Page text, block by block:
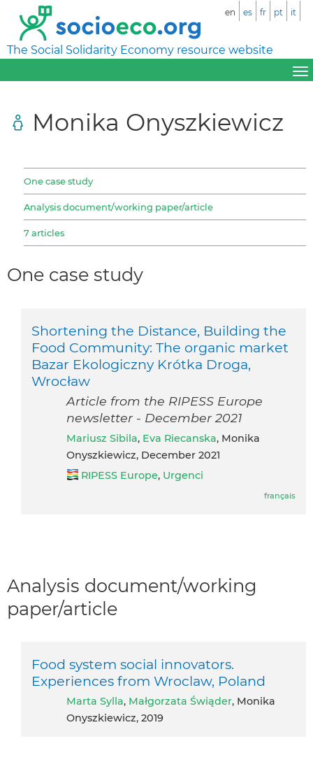
The Social Solidarity Economy resource website
en es fr pt it
Monika Onyszkiewicz
One case study
Analysis document/working paper/article
7 articles
One case study
Shortening the Distance, Building the
Food Community: The organic market
Bazar Ekologiczny Krótka Droga,
Wrocław
Article from the RIPESS Europe
newsletter - December 2021
Mariusz Sibila, Eva Riecanska, Monika
Onyszkiewicz, December 2021
RIPESS Europe, Urgenci
français
Analysis document/working
paper/article
Food system social innovators.
Experiences from Wroclaw, Poland
Marta Sylla, Małgorzata Świąder, Monika
Onyszkiewicz, 2019